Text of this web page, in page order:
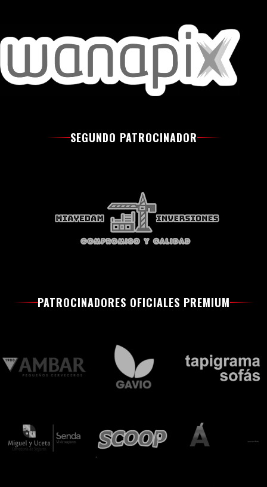
SEGUNDO PATROCINADOR
PATROCINADORES OFICIALES PREMIUM